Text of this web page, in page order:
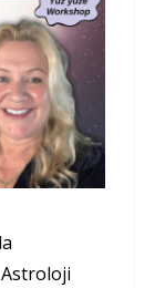
Astroloji